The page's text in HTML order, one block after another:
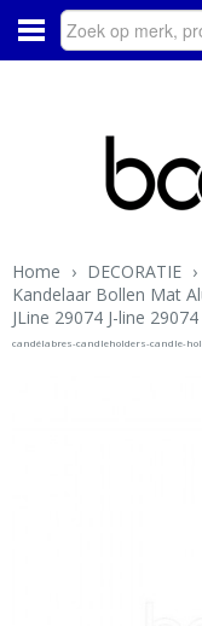
Home › DECORATIE ›
Kandelaar Bollen Mat
JLine 29074 J-line 29074
candélabres-candleholders-candle-